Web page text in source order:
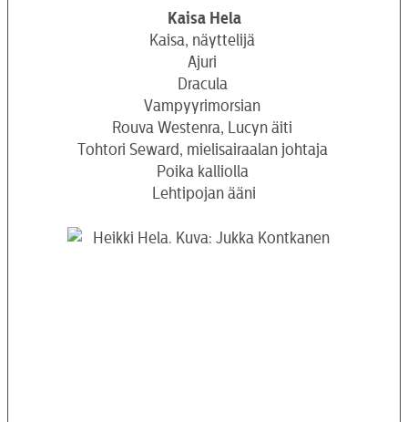
Kaisa Hela
Kaisa, näyttelijä
Ajuri
Dracula
Vampyyrimorsian
Rouva Westenra, Lucyn äiti
Tohtori Seward, mielisairaalan johtaja
Poika kalliolla
Lehtipojan ääni